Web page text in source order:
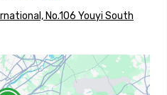
No.106 Youyi South